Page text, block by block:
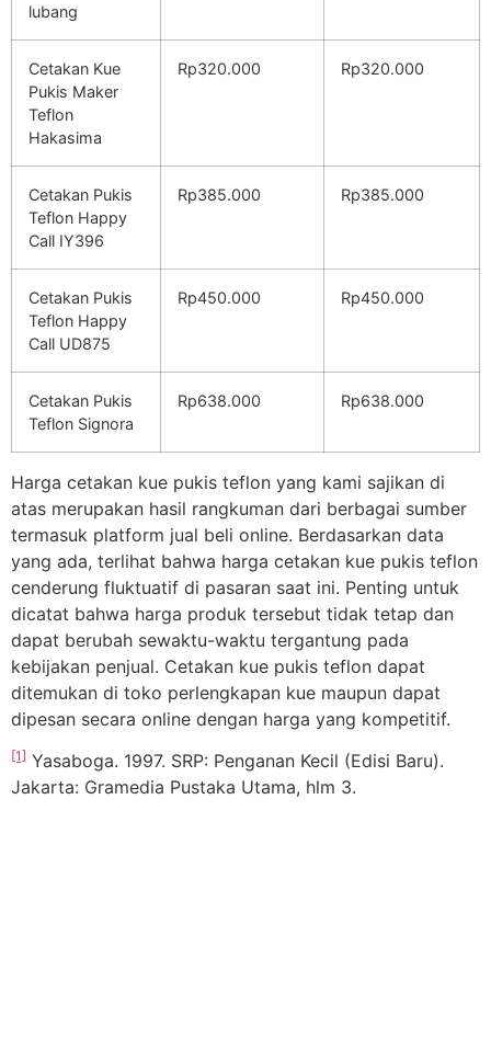
lubang
Cetakan Kue
Pukis Maker
Teflon
Hakasima
Rp320.000 Rp320.000
Cetakan Pukis
Teflon Happy
Call IY396
Rp385.000 Rp385.000
Cetakan Pukis
Teflon Happy
Call UD875
Rp450.000 Rp450.000
Cetakan Pukis
Teflon Signora
Rp638.000 Rp638.000
Harga cetakan kue pukis teflon yang kami sajikan di
atas merupakan hasil rangkuman dari berbagai sumber
termasuk platform jual beli online. Berdasarkan data
yang ada, terlihat bahwa harga cetakan kue pukis teflon
cenderung fluktuatif di pasaran saat ini. Penting untuk
dicatat bahwa harga produk tersebut tidak tetap dan
dapat berubah sewaktu-waktu tergantung pada
kebijakan penjual. Cetakan kue pukis teflon dapat
ditemukan di toko perlengkapan kue maupun dapat
dipesan secara online dengan harga yang kompetitif.
[1] Yasaboga. 1997. SRP: Penganan Kecil (Edisi Baru).
Jakarta: Gramedia Pustaka Utama, hlm 3.